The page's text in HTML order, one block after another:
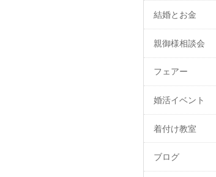
結婚とお金
親御様相談会
フェアー
婚活イベント
着付け教室
ブログ